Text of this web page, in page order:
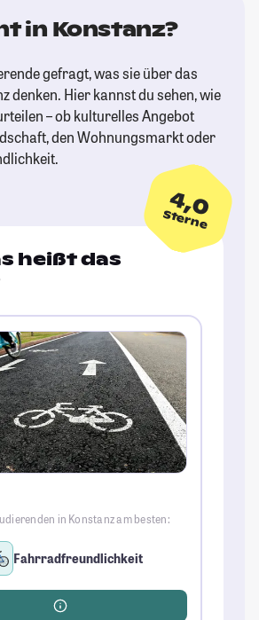
in Konstanz?
gefragt, was sie über das
denken. Hier kannst du sehen, wie
– ob kulturelles Angebot
den Wohnungsmarkt oder
4,0
Sterne
heißt das
in Konstanz am besten:
Fahrradfreundlichkeit